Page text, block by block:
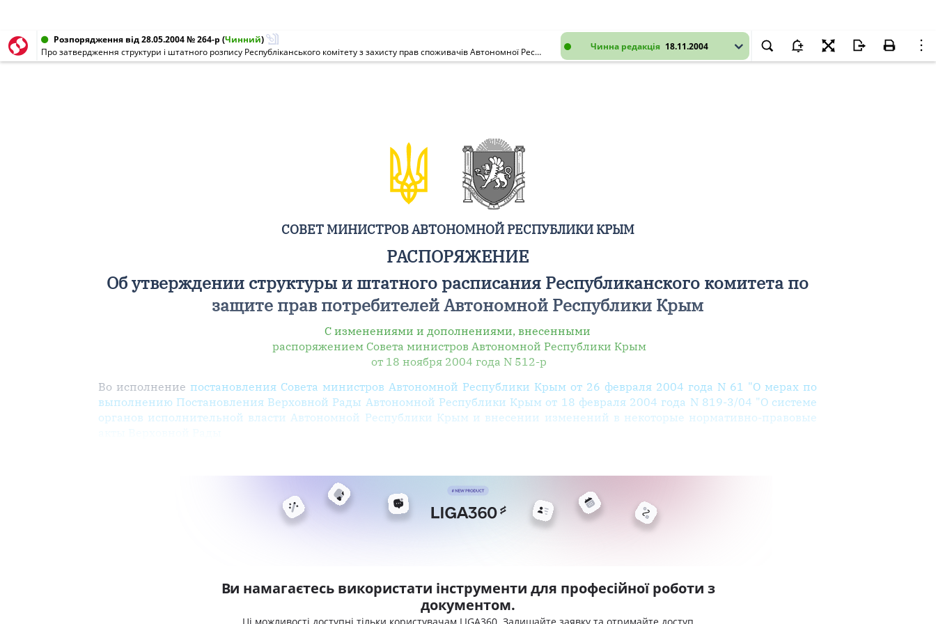
Чинна редакція 18.11.2004
Розпорядження від 28.05.2004 № 264-р (Чинний)
Про затвердження структури і штатного розпису Республіканського комітету з захисту прав споживачів Автономної Республіки Крим
СОВЕТ МИНИСТРОВ АВТОНОМНОЙ РЕСПУБЛИКИ КРЫМ
РАСПОРЯЖЕНИЕ
Об утверждении структуры и штатного расписания Республиканского комитета по
защите прав потребителей Автономной Республики Крым
С изменениями и дополнениями, внесенными
распоряжением Совета министров Автономной Республики Крым
от 18 ноября 2004 года N 512-р
Во исполнение постановления Совета министров Автономной Республики Крым от 26 февраля 2004 года N 61 "О мерах по
выполнению Постановления Верховной Рады Автономной Республики Крым от 18 февраля 2004 года N 819-3/04 "О системе
органов исполнительной власти Автономной Республики Крым и внесении изменений в некоторые нормативно-правовые
Ви намагаєтесь використати інструменти для професійної роботи з
документом.